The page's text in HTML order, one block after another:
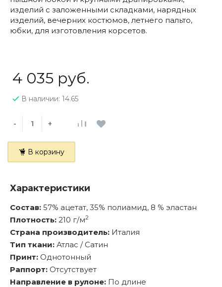
изделий с заложенными складками, нарядных
изделий, вечерних костюмов, летнего пальто,
юбки, для изготовления корсетов.
4 035 руб.
В наличии: 14.65
- +
В корзину
Характеристики
Состав: 57% ацетат, 35% полиамид, 8 % эластан
Плотность: 210 г/м2
Страна производитель: Италия
Тип ткани: Атлас / Сатин
Принт: Однотонный
Раппорт: Отсутствует
Направление в рулоне: По длине